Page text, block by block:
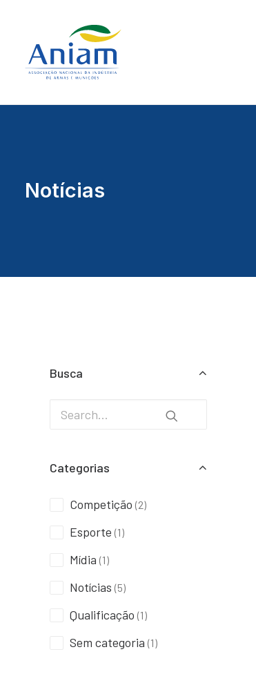
Notícias
Busca
Categorias
Competição (2)
Esporte (1)
Mídia (1)
Notícias (5)
Qualificação (1)
Sem categoria (1)